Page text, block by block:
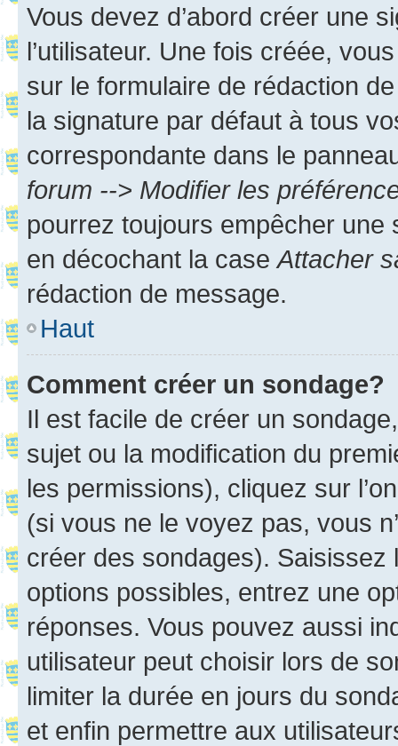
Vous devez d’abord créer une
l’utilisateur. Une fois créée,
sur le formulaire de rédaction
la signature par défaut à tous
correspondante dans le
forum --> Modifier les
pourrez toujours empêcher une
en décochant la case Attacher
rédaction de message.
Haut
Comment créer un sondage?
Il est facile de créer un
sujet ou la modification du
les permissions), cliquez sur
(si vous ne le voyez pas, vous
créer des sondages).
options possibles, entrez une
réponses. Vous pouvez aussi
utilisateur peut choisir lors de
limiter la durée en jours du
et enfin permettre aux